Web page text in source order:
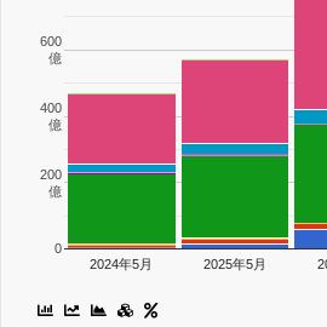
2024年5月 2025年5月
0
200
億
400
億
600
億